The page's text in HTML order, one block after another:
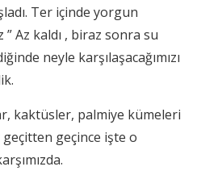
Ter içinde yorgun
Az kaldı , biraz sonra su
neyle karşılaşacağımızı
kaktüsler, palmiye kümeleri
geçince işte o